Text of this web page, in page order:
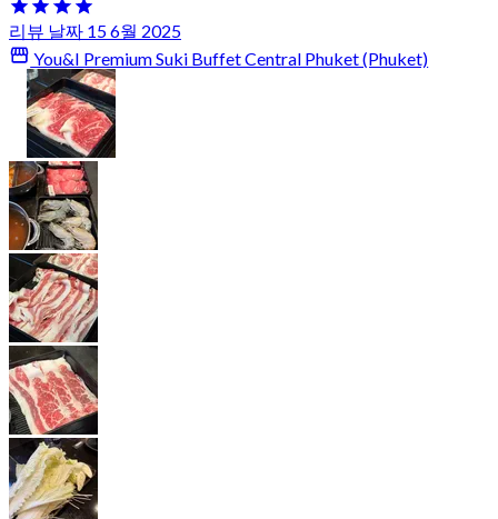
리뷰 날짜 15 6월 2025
You&I Premium Suki Buffet Central Phuket (Phuket)